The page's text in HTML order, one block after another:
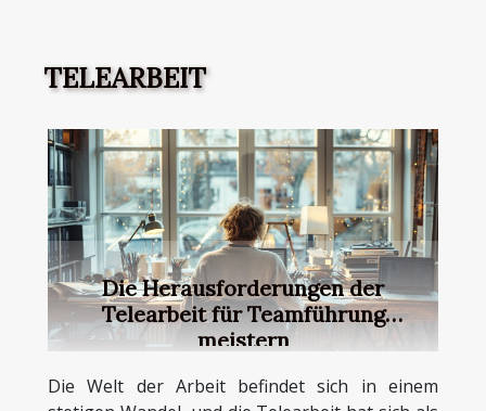
Besteuerungsmodell am
besten zu den
Bedürfnissen und Zielen
passt, ist nicht zu
unterschätzen und kann
langfristige...
TELEARBEIT
Die Herausforderungen der
Telearbeit für Teamführung
meistern
Die Welt der Arbeit befindet sich in einem